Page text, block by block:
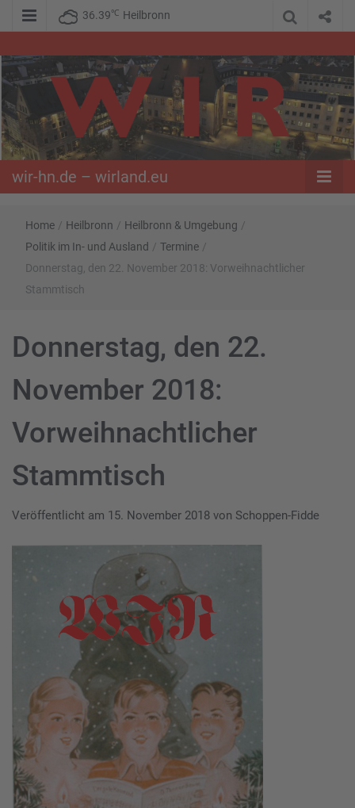
36.39℃ Heilbronn
wir-hn.de –
wirland.eu
wir-hn.de – wirland.eu
Home / Heilbronn / Heilbronn & Umgebung /
Politik im In- und Ausland / Termine /
Donnerstag, den 22. November 2018: Vorweihnachtlicher
Stammtisch
Donnerstag, den 22.
November 2018:
Vorweihnachtlicher
Stammtisch
Veröffentlicht am 15. November 2018 von Schoppen-Fidde